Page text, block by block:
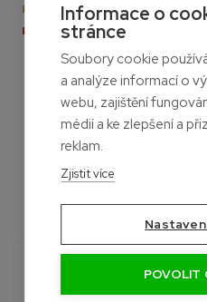
Potřebujete poradit?
Roman
- Naskladníme do měsíce
- Aktuálně nedostupné
Informace o
stránce
Soubory cookie
a analýze informací o
webu, zajištění
médií a ke zlepšení a
reklam.
Zjistit více
POVOLIT